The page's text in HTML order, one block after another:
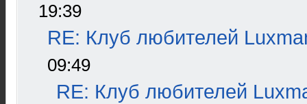
19:39
RE: Клуб любителей
09:49
RE: Клуб любителей